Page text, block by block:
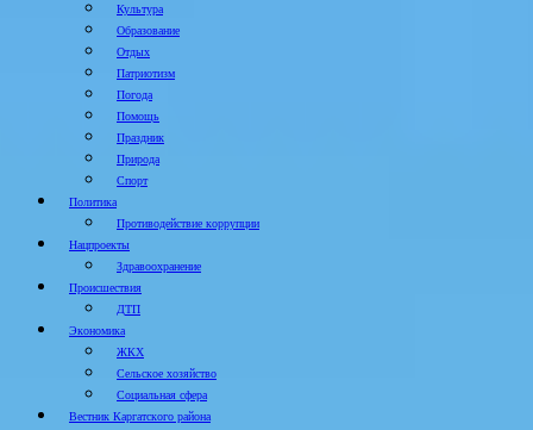
Культура
Образование
Отдых
Патриотизм
Погода
Помощь
Праздник
Природа
Спорт
Политика
Противодействие коррупции
Нацпроекты
Здравоохранение
Происшествия
ДТП
Экономика
ЖКХ
Сельское хозяйство
Социальная сфера
Вестник Каргатского района